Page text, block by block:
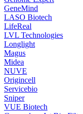
GeneMind
LASO Biotech
LifeReal
LVL Technologies
Longlight
Magus
Midea
NUVE
Origincell
Servicebio
Sniper
VUE Biotech